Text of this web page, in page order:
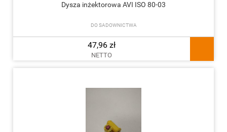
Dysza inżektorowa AVI ISO 80-03
DO SADOWNICTWA
47,96 zł
NETTO